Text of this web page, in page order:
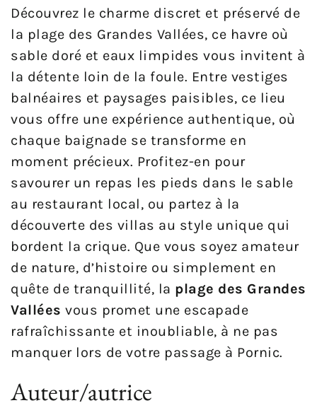
Découvrez le charme discret et préservé de
la plage des Grandes Vallées, ce havre où
sable doré et eaux limpides vous invitent à
la détente loin de la foule. Entre vestiges
balnéaires et paysages paisibles, ce lieu
vous offre une expérience authentique, où
chaque baignade se transforme en
moment précieux. Profitez-en pour
savourer un repas les pieds dans le sable
au restaurant local, ou partez à la
découverte des villas au style unique qui
bordent la crique. Que vous soyez amateur
de nature, d’histoire ou simplement en
quête de tranquillité, la plage des Grandes
Vallées vous promet une escapade
rafraîchissante et inoubliable, à ne pas
manquer lors de votre passage à Pornic.
Auteur/autrice